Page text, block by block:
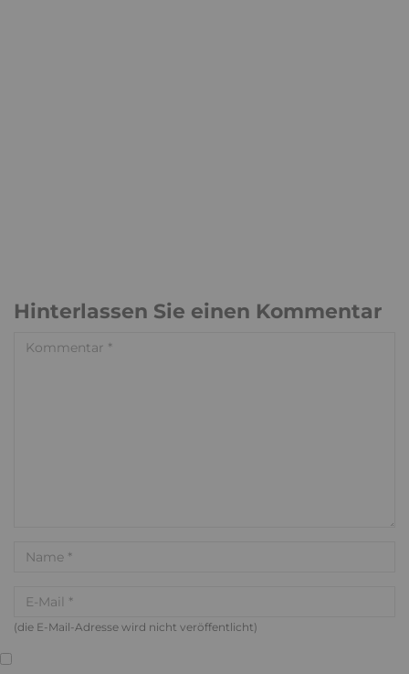
Hinterlassen Sie einen Kommentar
(die E-Mail-Adresse wird nicht veröffentlicht)